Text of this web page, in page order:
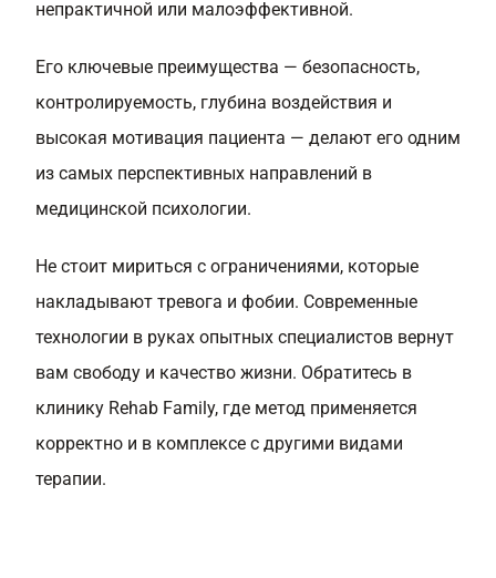
непрактичной или малоэффективной.
Его ключевые преимущества — безопасность,
контролируемость, глубина воздействия и
высокая мотивация пациента — делают его одним
из самых перспективных направлений в
медицинской психологии.
Не стоит мириться с ограничениями, которые
накладывают тревога и фобии. Современные
технологии в руках опытных специалистов вернут
вам свободу и качество жизни. Обратитесь в
клинику Rehab Family, где метод применяется
корректно и в комплексе с другими видами
терапии.